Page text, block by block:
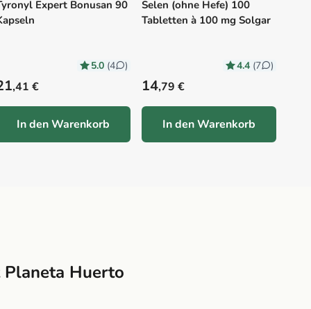
Expert Bonusan 90
5.0 (4 )
habitual
,41 €
In den Warenkorb
Selen (ohne Hefe) 100
Tabletten à 100 mg Solgar
4.4 (7 )
Precio habitual
14,79 €
In den Warenkorb
Huerto